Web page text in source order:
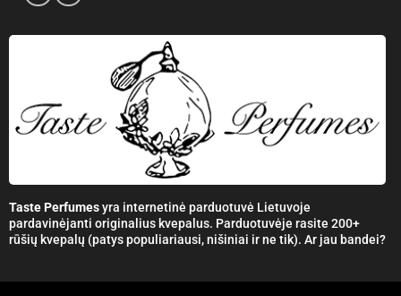
Taste Perfumesyra internetinė parduotuvė Lietuvoje
pardavinėjanti originalius kvepalus. Parduotuvėje rasite 200+
rūšių kvepalų (patys populiariausi, nišiniai ir ne tik). Ar jau bandei?